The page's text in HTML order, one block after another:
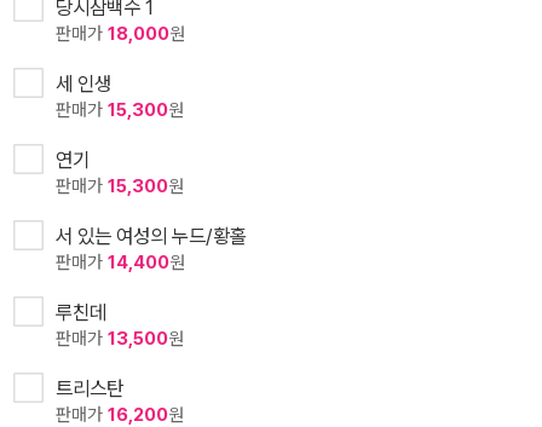
당시삼백수 1
판매가 18,000원
세 인생
판매가 15,300원
연기
판매가 15,300원
서 있는 여성의 누드/황홀
판매가 14,400원
루친데
판매가 13,500원
트리스탄
판매가 16,200원